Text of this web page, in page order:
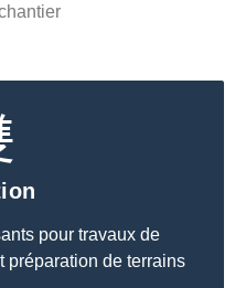
pour travaux de
préparation de terrains